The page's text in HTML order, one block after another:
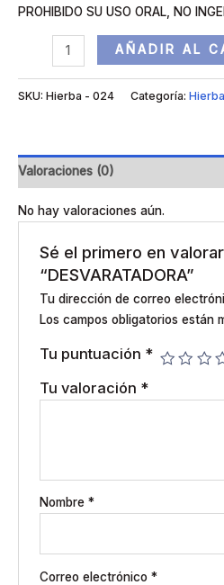
PROHIBIDO SU USO ORAL, NO
AÑADIR AL
SKU: Hierba - 024 Categoría:
Valoraciones (0)
No hay valoraciones aún.
Sé el primero en valorar
“DESVARATADORA”
Tu dirección de correo
Los campos obligatorios están
Tu puntuación *
Tu valoración *
Nombre *
Correo electrónico *